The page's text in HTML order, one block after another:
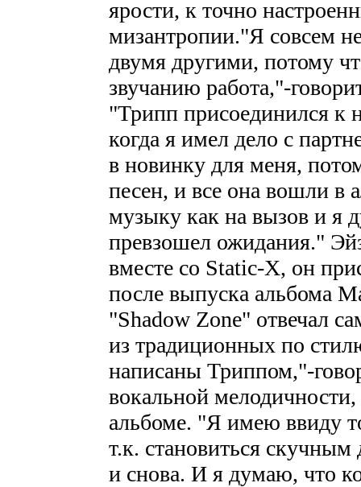
ярости, к точно
мизантропии."Я совсем
двумя другими, потому
звучанию работа,"-
"Трипп присоединился к
когда я имел дело с
в новинку для меня,
песен, и все она вошли в
музыку как на вызов и я
превзошел ожидания."
вместе со Static-X, он
после выпуска альбома
"Shadow Zone" отвечал
из традиционных по
написаны Триппом,"-
вокальной
альбоме. "Я имею ввиду
т.к. становиться
и снова. И я думаю, что